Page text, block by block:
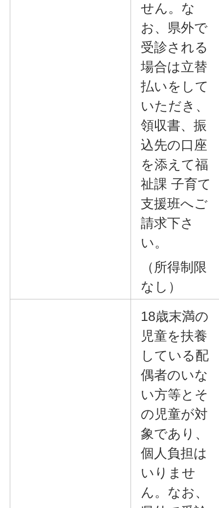
せん。な
お、県外で
受診される
場合は立替
払いをして
いただき、
領収書、振
込先の口座
を添えて福
祉課 子育て
支援班へご
請求下さ
い。
（所得制限
なし）
18歳末満の
児童を扶養
している配
偶者のいな
い方等とそ
の児童が対
象であり、
個人負担は
いりませ
ん。なお、